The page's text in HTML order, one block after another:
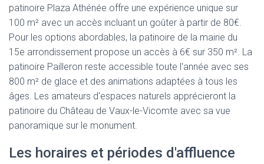
patinoire Plaza Athénée offre une expérience unique sur
100 m² avec un accès incluant un goûter à partir de 80€.
Pour les options abordables, la patinoire de la mairie du
15e arrondissement propose un accès à 6€ sur 350 m². La
patinoire Pailleron reste accessible toute l'année avec ses
800 m² de glace et des animations adaptées à tous les
âges. Les amateurs d'espaces naturels apprécieront la
patinoire du Château de Vaux-le-Vicomte avec sa vue
panoramique sur le monument.
Les horaires et périodes d'affluence